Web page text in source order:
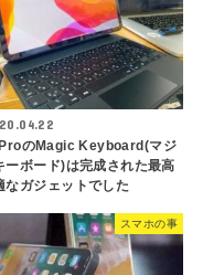
のMagic Keyboard(マジ
ーボード)は完成された最高
なガジェットでした
スマホの事